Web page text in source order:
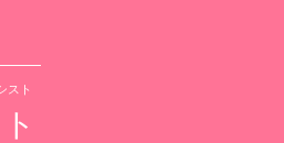
スト